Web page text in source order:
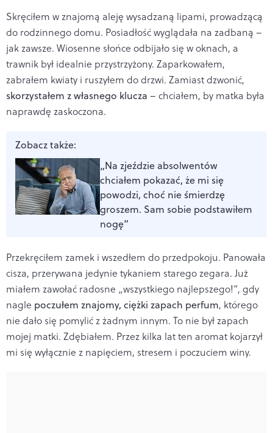
Skręciłem w znajomą aleję wysadzaną lipami, prowadzącą
do rodzinnego domu. Posiadłość wyglądała na zadbaną –
jak zawsze. Wiosenne słońce odbijało się w oknach, a
trawnik był idealnie przystrzyżony. Zaparkowałem,
zabrałem kwiaty i ruszyłem do drzwi. Zamiast dzwonić,
skorzystałem z własnego klucza – chciałem, by matka była
naprawdę zaskoczona.
Zobacz także:
„Na zjeździe absolwentów
chciałem pokazać, że mi się
powodzi, choć nie śmierdzę
groszem. Sam sobie podstawiłem
nogę”
Przekręciłem zamek i wszedłem do przedpokoju. Panowała
cisza, przerywana jedynie tykaniem starego zegara. Już
miałem zawołać radosne „wszystkiego najlepszego!”, gdy
nagle poczułem znajomy, ciężki zapach perfum, którego
nie dało się pomylić z żadnym innym. To nie był zapach
mojej matki. Zdębiałem. Przez kilka lat ten aromat kojarzył
mi się wyłącznie z napięciem, stresem i poczuciem winy.